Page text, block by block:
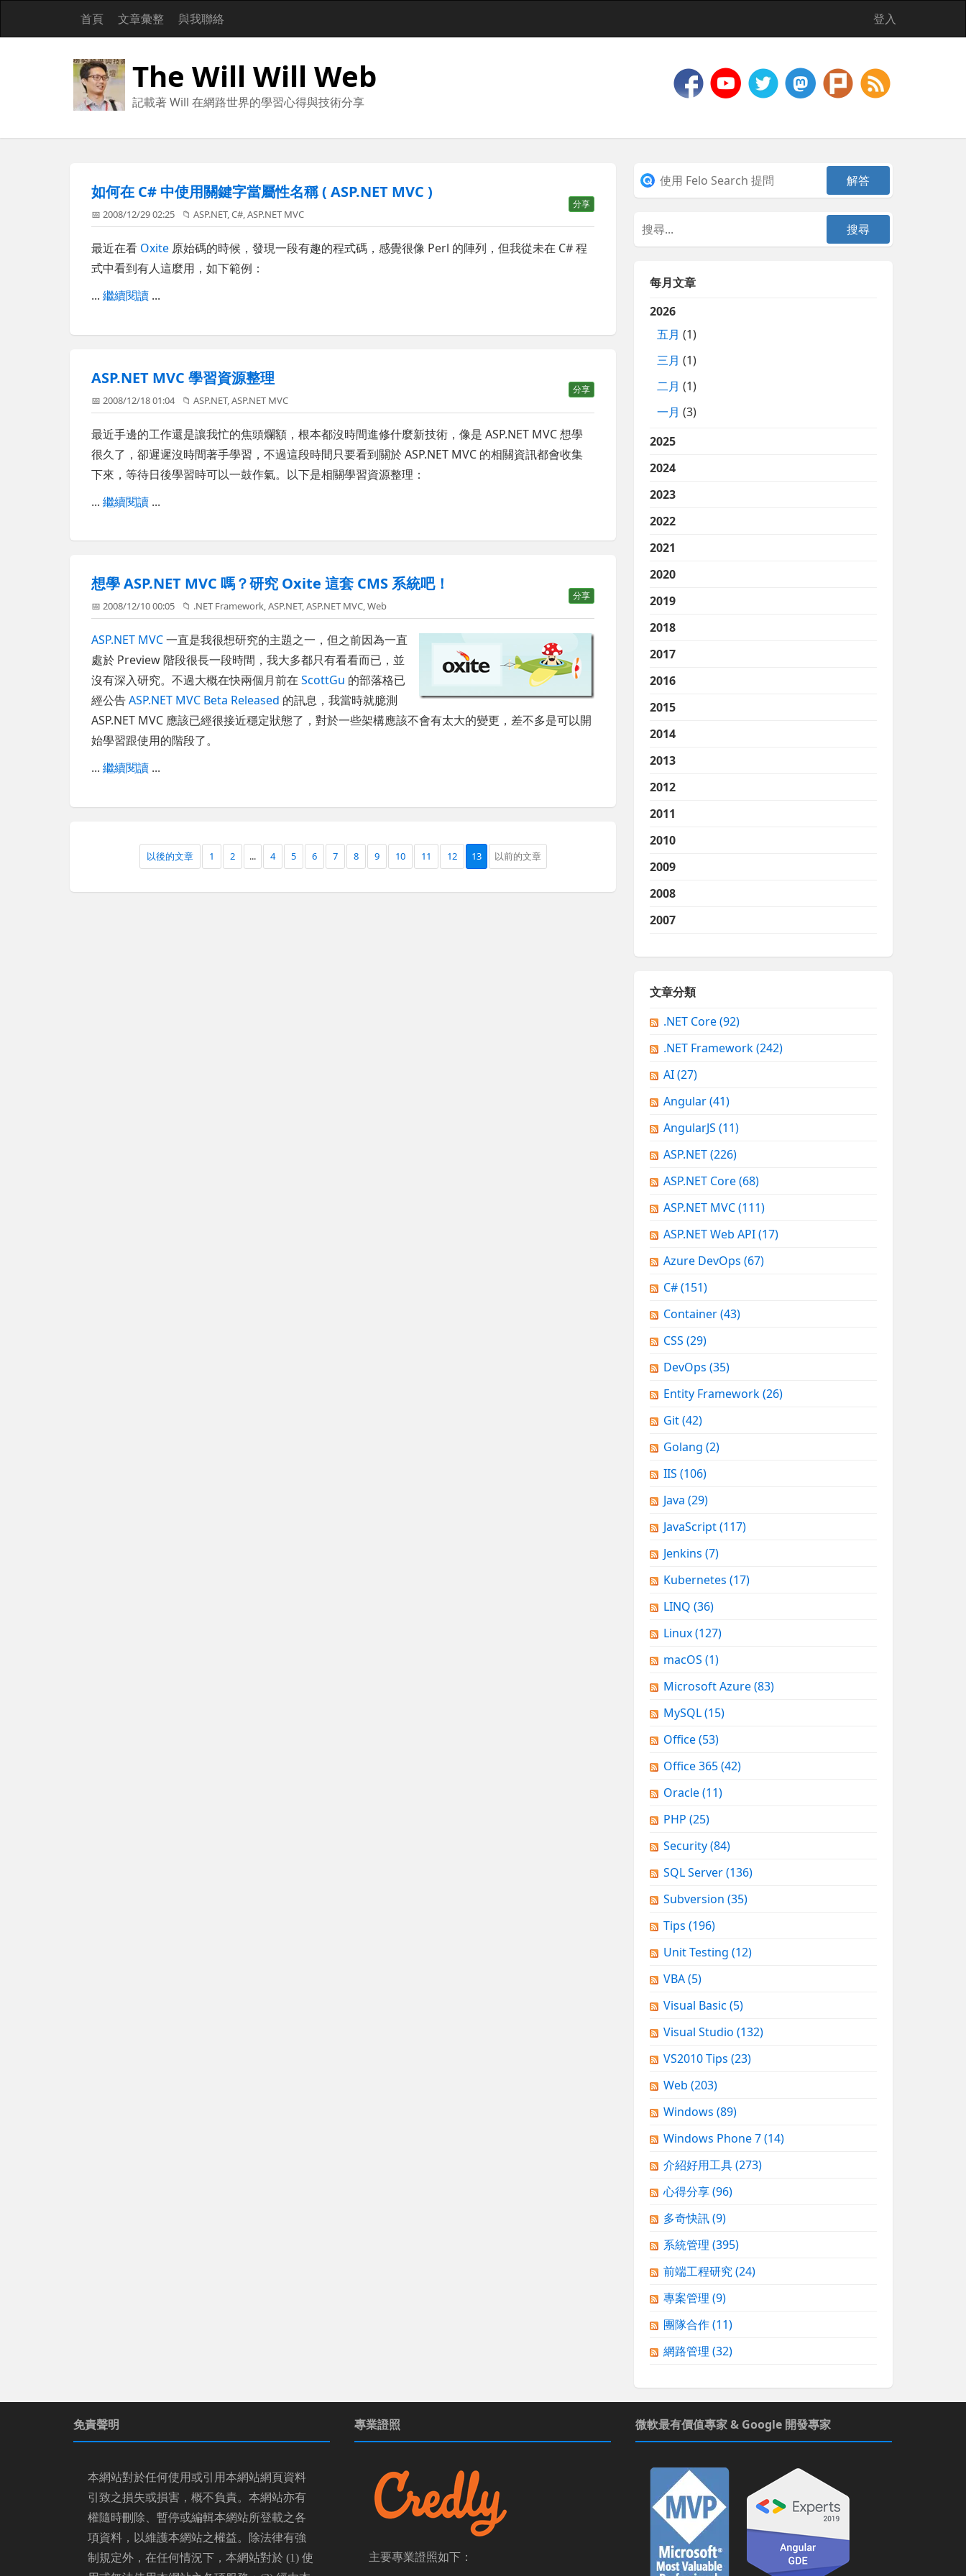
首頁 文章彙整 與我聯絡 登入
The Will Will Web
記載著 Will 在網路世界的學習心得與技術分享
如何在 C# 中使用關鍵字當屬性名稱 ( ASP.NET MVC )
分享
📅 2008/12/29 02:25 📁ASP.NET,C#,ASP.NET MVC
最近在看 Oxite 原始碼的時候，發現一段有趣的程式碼，感覺很像 Perl 的陣列，但我從未在 C# 程
式中看到有人這麼用，如下範例：
...繼續閱讀 ...
ASP.NET MVC 學習資源整理
分享
📅 2008/12/18 01:04 📁ASP.NET,ASP.NET MVC
最近手邊的工作還是讓我忙的焦頭爛額，根本都沒時間進修什麼新技術，像是 ASP.NET MVC 想學
很久了，卻遲遲沒時間著手學習，不過這段時間只要看到關於 ASP.NET MVC 的相關資訊都會收集
下來，等待日後學習時可以一鼓作氣。以下是相關學習資源整理：
...繼續閱讀 ...
想學 ASP.NET MVC 嗎？研究 Oxite 這套 CMS 系統吧！
分享
📅 2008/12/10 00:05 📁 .NET Framework,ASP.NET,ASP.NET MVC,Web
ASP.NET MVC一直是我很想研究的主題之一，但之前因為一直
處於 Preview 階段很長一段時間，我大多都只有看看而已，並
沒有深入研究。不過大概在快兩個月前在ScottGu 的部落格已
經公告ASP.NET MVC Beta Released 的訊息，我當時就臆測
ASP.NET MVC 應該已經很接近穩定狀態了，對於一些架構應該不會有太大的變更，差不多是可以開
始學習跟使用的階段了。
...繼續閱讀 ...
以後的文章 1 2 ... 4 5 6 7 8 9 10 11 12 13 以前的文章
每月文章
2026
五月 (1)
三月 (1)
二月 (1)
一月 (3)
2025
2024
2023
2022
2021
2020
2019
2018
2017
2016
2015
2014
2013
2012
2011
2010
2009
2008
2007
文章分類
.NET Core(92)
.NET Framework(242)
AI(27)
Angular(41)
AngularJS (11)
ASP.NET(226)
ASP.NET Core(68)
ASP.NET MVC(111)
ASP.NET Web API(17)
Azure DevOps (67)
C#(151)
Container(43)
CSS (29)
DevOps (35)
Entity Framework(26)
Git(42)
Golang (2)
IIS (106)
Java (29)
JavaScript(117)
Jenkins (7)
Kubernetes (17)
LINQ (36)
Linux(127)
macOS (1)
Microsoft Azure(83)
MySQL(15)
Office(53)
Office 365(42)
Oracle(11)
PHP (25)
Security(84)
SQL Server(136)
Subversion (35)
Tips (196)
Unit Testing (12)
VBA(5)
Visual Basic (5)
Visual Studio (132)
VS2010 Tips (23)
Web (203)
Windows (89)
Windows Phone 7(14)
介紹好用工具(273)
心得分享(96)
多奇快訊(9)
系統管理 (395)
前端工程研究(24)
專案管理 (9)
團隊合作(11)
網路管理 (32)
免責聲明
本網站對於任何使用或引用本網站網頁資料
引致之損失或損害，概不負責。本網站亦有
權隨時刪除、暫停或編輯本網站所登載之各
項資料，以維護本網站之權益。除法律有強
制規定外，在任何情況下，本網站對於 (1) 使
專業證照
主要專業證照如下：
微軟最有價值專家 & Google 開發專家